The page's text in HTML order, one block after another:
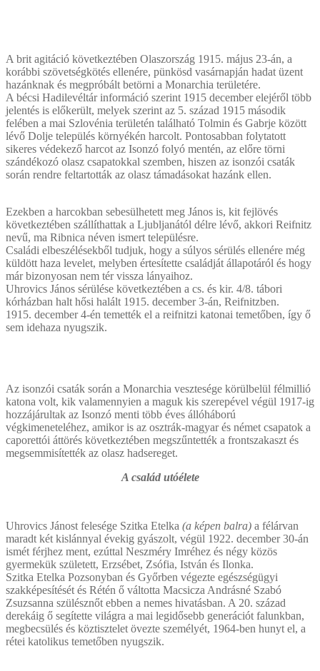
A brit agitáció következtében Olaszország 1915. május 23-án, a
korábbi szövetségkötés ellenére, pünkösd vasárnapján hadat üzent
hazánknak és megpróbált betörni a Monarchia területére.
A bécsi Hadilevéltár információ szerint 1915 december elejéről több
jelentés is előkerült, melyek szerint az 5. század 1915 második
felében a mai Szlovénia területén található Tolmin és Gabrje között
lévő Dolje település környékén harcolt. Pontosabban folytatott
sikeres védekező harcot az Isonzó folyó mentén, az előre törni
szándékozó olasz csapatokkal szemben, hiszen az isonzói csaták
során rendre feltartották az olasz támadásokat hazánk ellen.
Ezekben a harcokban sebesülhetett meg János is, kit fejlövés
következtében szállíthattak a Ljubljanától délre lévő, akkori Reifnitz
nevű, ma Ribnica néven ismert településre.
Családi elbeszélésekből tudjuk, hogy a súlyos sérülés ellenére még
küldött haza levelet, melyben értesítette családját állapotáról és hogy
már bizonyosan nem tér vissza lányaihoz.
Uhrovics János sérülése következtében a cs. és kir. 4/8. tábori
kórházban halt hősi halált 1915. december 3-án, Reifnitzben.
1915. december 4-én temették el a reifnitzi katonai temetőben, így ő
sem idehaza nyugszik.
Az isonzói csaták során a Monarchia vesztesége körülbelül félmillió
katona volt, kik valamennyien a maguk kis szerepével végül 1917-ig
hozzájárultak az Isonzó menti több éves állóháború
végkimeneteléhez, amikor is az osztrák-magyar és német csapatok a
caporettói áttörés következtében megszűntették a frontszakaszt és
megsemmisítették az olasz hadsereget.
A család utóélete
Uhrovics Jánost felesége Szitka Etelka (a képen balra) a félárvan
maradt két kislánnyal évekig gyászolt, végül 1922. december 30-án
ismét férjhez ment, ezúttal Neszméry Imréhez és négy közös
gyermekük született, Erzsébet, Zsófia, István és Ilonka.
Szitka Etelka Pozsonyban és Győrben végezte egészségügyi
szakképesítését és Rétén ő váltotta Macsicza Andrásné Szabó
Zsuzsanna szülésznőt ebben a nemes hivatásban. A 20. század
derekáig ő segítette világra a mai legidősebb generációt falunkban,
megbecsülés és köztisztelet övezte személyét, 1964-ben hunyt el, a
rétei katolikus temetőben nyugszik.